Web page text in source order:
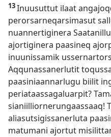
13Inuusuttut ilaat
perorsarneqarsimasut
nuannertiginera
ajortiginera paasineq
inuunissamik
Aqqunassanerlutit
paasiniaannarlugu biilit
periataassagaluarpit?
sianiilliornerungaassaaq!
aliasutsigissanerluta
matumani ajortut